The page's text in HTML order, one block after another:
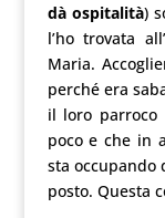
dà ospitalità)
l’ho trovata
Maria.
perché era
il loro parroco
poco e che in
sta occupando
posto. Questa